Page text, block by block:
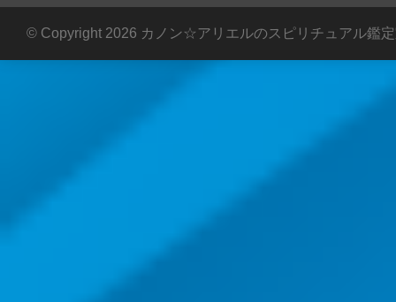
© Copyright 2026 カノン☆アリエルのスピリチュアル鑑